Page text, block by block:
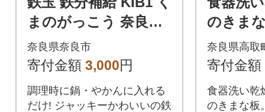
まのがっこう 奈良県
奈良市 3-041 スケー
ター 666490
奈良県奈良市
寄付金額 3,000円
調理時に鍋・やかんに入れる
だけ! ジャッキーかわいいの鉄
のきま
タンド
奈良県高取
寄付金額
食器洗い乾
のきまな板